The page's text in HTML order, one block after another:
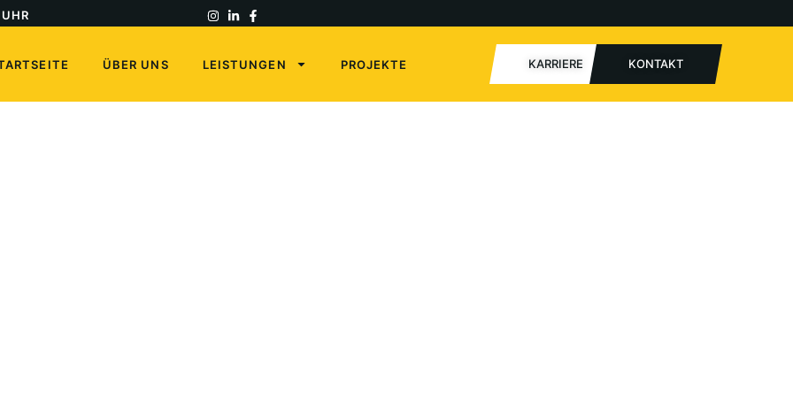
ÜBER UNS LEISTUNGEN PROJEKTE KARRIERE KONTAKT